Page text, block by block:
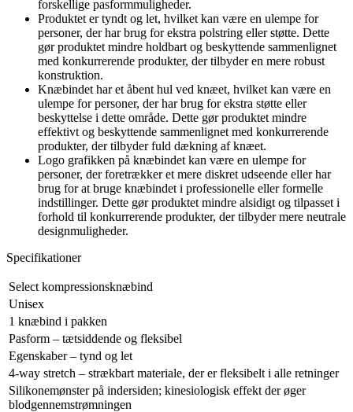
forskellige pasformmuligheder.
Produktet er tyndt og let, hvilket kan være en ulempe for
personer, der har brug for ekstra polstring eller støtte. Dette
gør produktet mindre holdbart og beskyttende sammenlignet
med konkurrerende produkter, der tilbyder en mere robust
konstruktion.
Knæbindet har et åbent hul ved knæet, hvilket kan være en
ulempe for personer, der har brug for ekstra støtte eller
beskyttelse i dette område. Dette gør produktet mindre
effektivt og beskyttende sammenlignet med konkurrerende
produkter, der tilbyder fuld dækning af knæet.
Logo grafikken på knæbindet kan være en ulempe for
personer, der foretrækker et mere diskret udseende eller har
brug for at bruge knæbindet i professionelle eller formelle
indstillinger. Dette gør produktet mindre alsidigt og tilpasset i
forhold til konkurrerende produkter, der tilbyder mere neutrale
designmuligheder.
Specifikationer
Select kompressionsknæbind
Unisex
1 knæbind i pakken
Pasform – tætsiddende og fleksibel
Egenskaber – tynd og let
4-way stretch – strækbart materiale, der er fleksibelt i alle retninger
Silikonemønster på indersiden; kinesiologisk effekt der øger
blodgennemstrømningen